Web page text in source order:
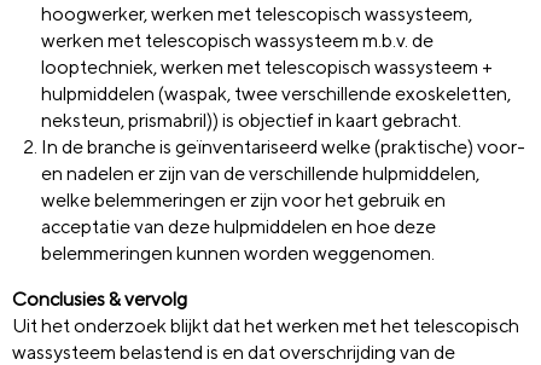
hoogwerker, werken met telescopisch wassysteem,
werken met telescopisch wassysteem m.b.v. de
looptechniek, werken met telescopisch wassysteem +
hulpmiddelen (waspak, twee verschillende exoskeletten,
neksteun, prismabril)) is objectief in kaart gebracht.
In de branche is geïnventariseerd welke (praktische) voor-
en nadelen er zijn van de verschillende hulpmiddelen,
welke belemmeringen er zijn voor het gebruik en
acceptatie van deze hulpmiddelen en hoe deze
belemmeringen kunnen worden weggenomen.
Conclusies & vervolg
Uit het onderzoek blijkt dat het werken met het telescopisch
wassysteem belastend is en dat overschrijding van de